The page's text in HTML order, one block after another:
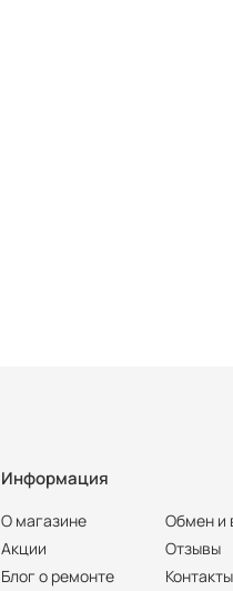
Информация
О магазине
Акции
Блог о ремонте
Обмен и
Отзывы
Контакты